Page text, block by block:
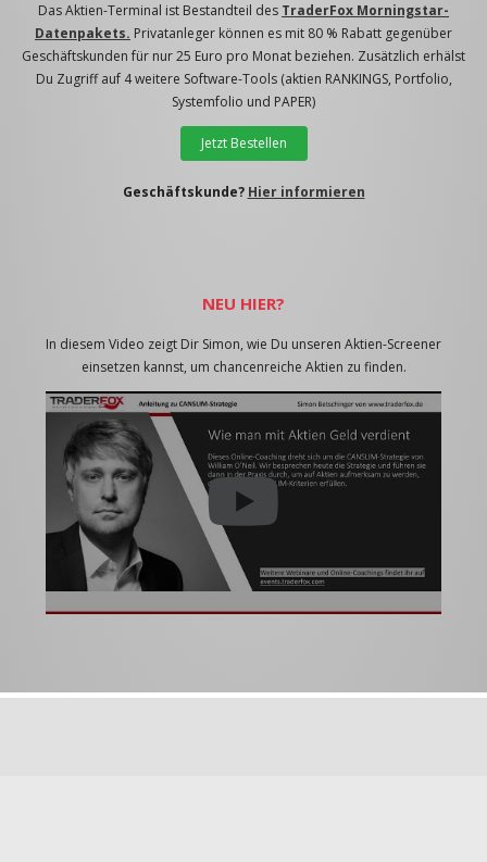
Das Aktien-Terminal ist Bestandteil des TraderFox Morningstar-
Datenpakets. Privatanleger können es mit 80 % Rabatt gegenüber
Geschäftskunden für nur 25 Euro pro Monat beziehen. Zusätzlich erhälst
Du Zugriff auf 4 weitere Software-Tools (aktien RANKINGS, Portfolio,
Systemfolio und PAPER)
Jetzt Bestellen
Geschäftskunde? Hier informieren
NEU HIER?
In diesem Video zeigt Dir Simon, wie Du unseren Aktien-Screener
einsetzen kannst, um chancenreiche Aktien zu finden.